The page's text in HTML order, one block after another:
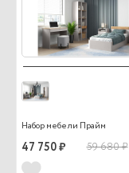
Набор мебели Прайм
47 750 ₽ 59 680 ₽